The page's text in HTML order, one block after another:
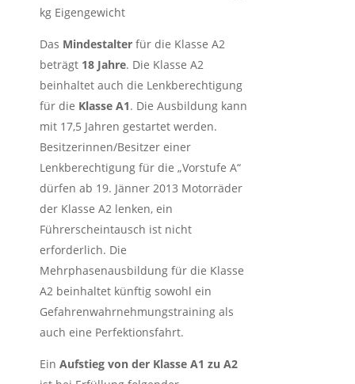
kg Eigengewicht
Das Mindestalterfür die Klasse A2
beträgt 18 Jahre. Die Klasse A2
beinhaltet auch die Lenkberechtigung
für die Klasse A1. Die Ausbildung kann
mit 17,5 Jahren gestartet werden.
Besitzerinnen/Besitzer einer
Lenkberechtigung für die „Vorstufe A“
dürfen ab 19. Jänner 2013 Motorräder
der Klasse A2 lenken, ein
Führerscheintausch ist nicht
erforderlich. Die
Mehrphasenausbildung für die Klasse
A2 beinhaltet künftig sowohl ein
Gefahrenwahrnehmungstraining als
auch eine Perfektionsfahrt.
Ein Aufstieg von der Klasse A1 zu A2